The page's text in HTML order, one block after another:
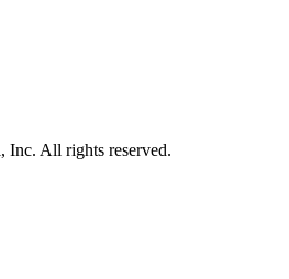
All rights reserved.